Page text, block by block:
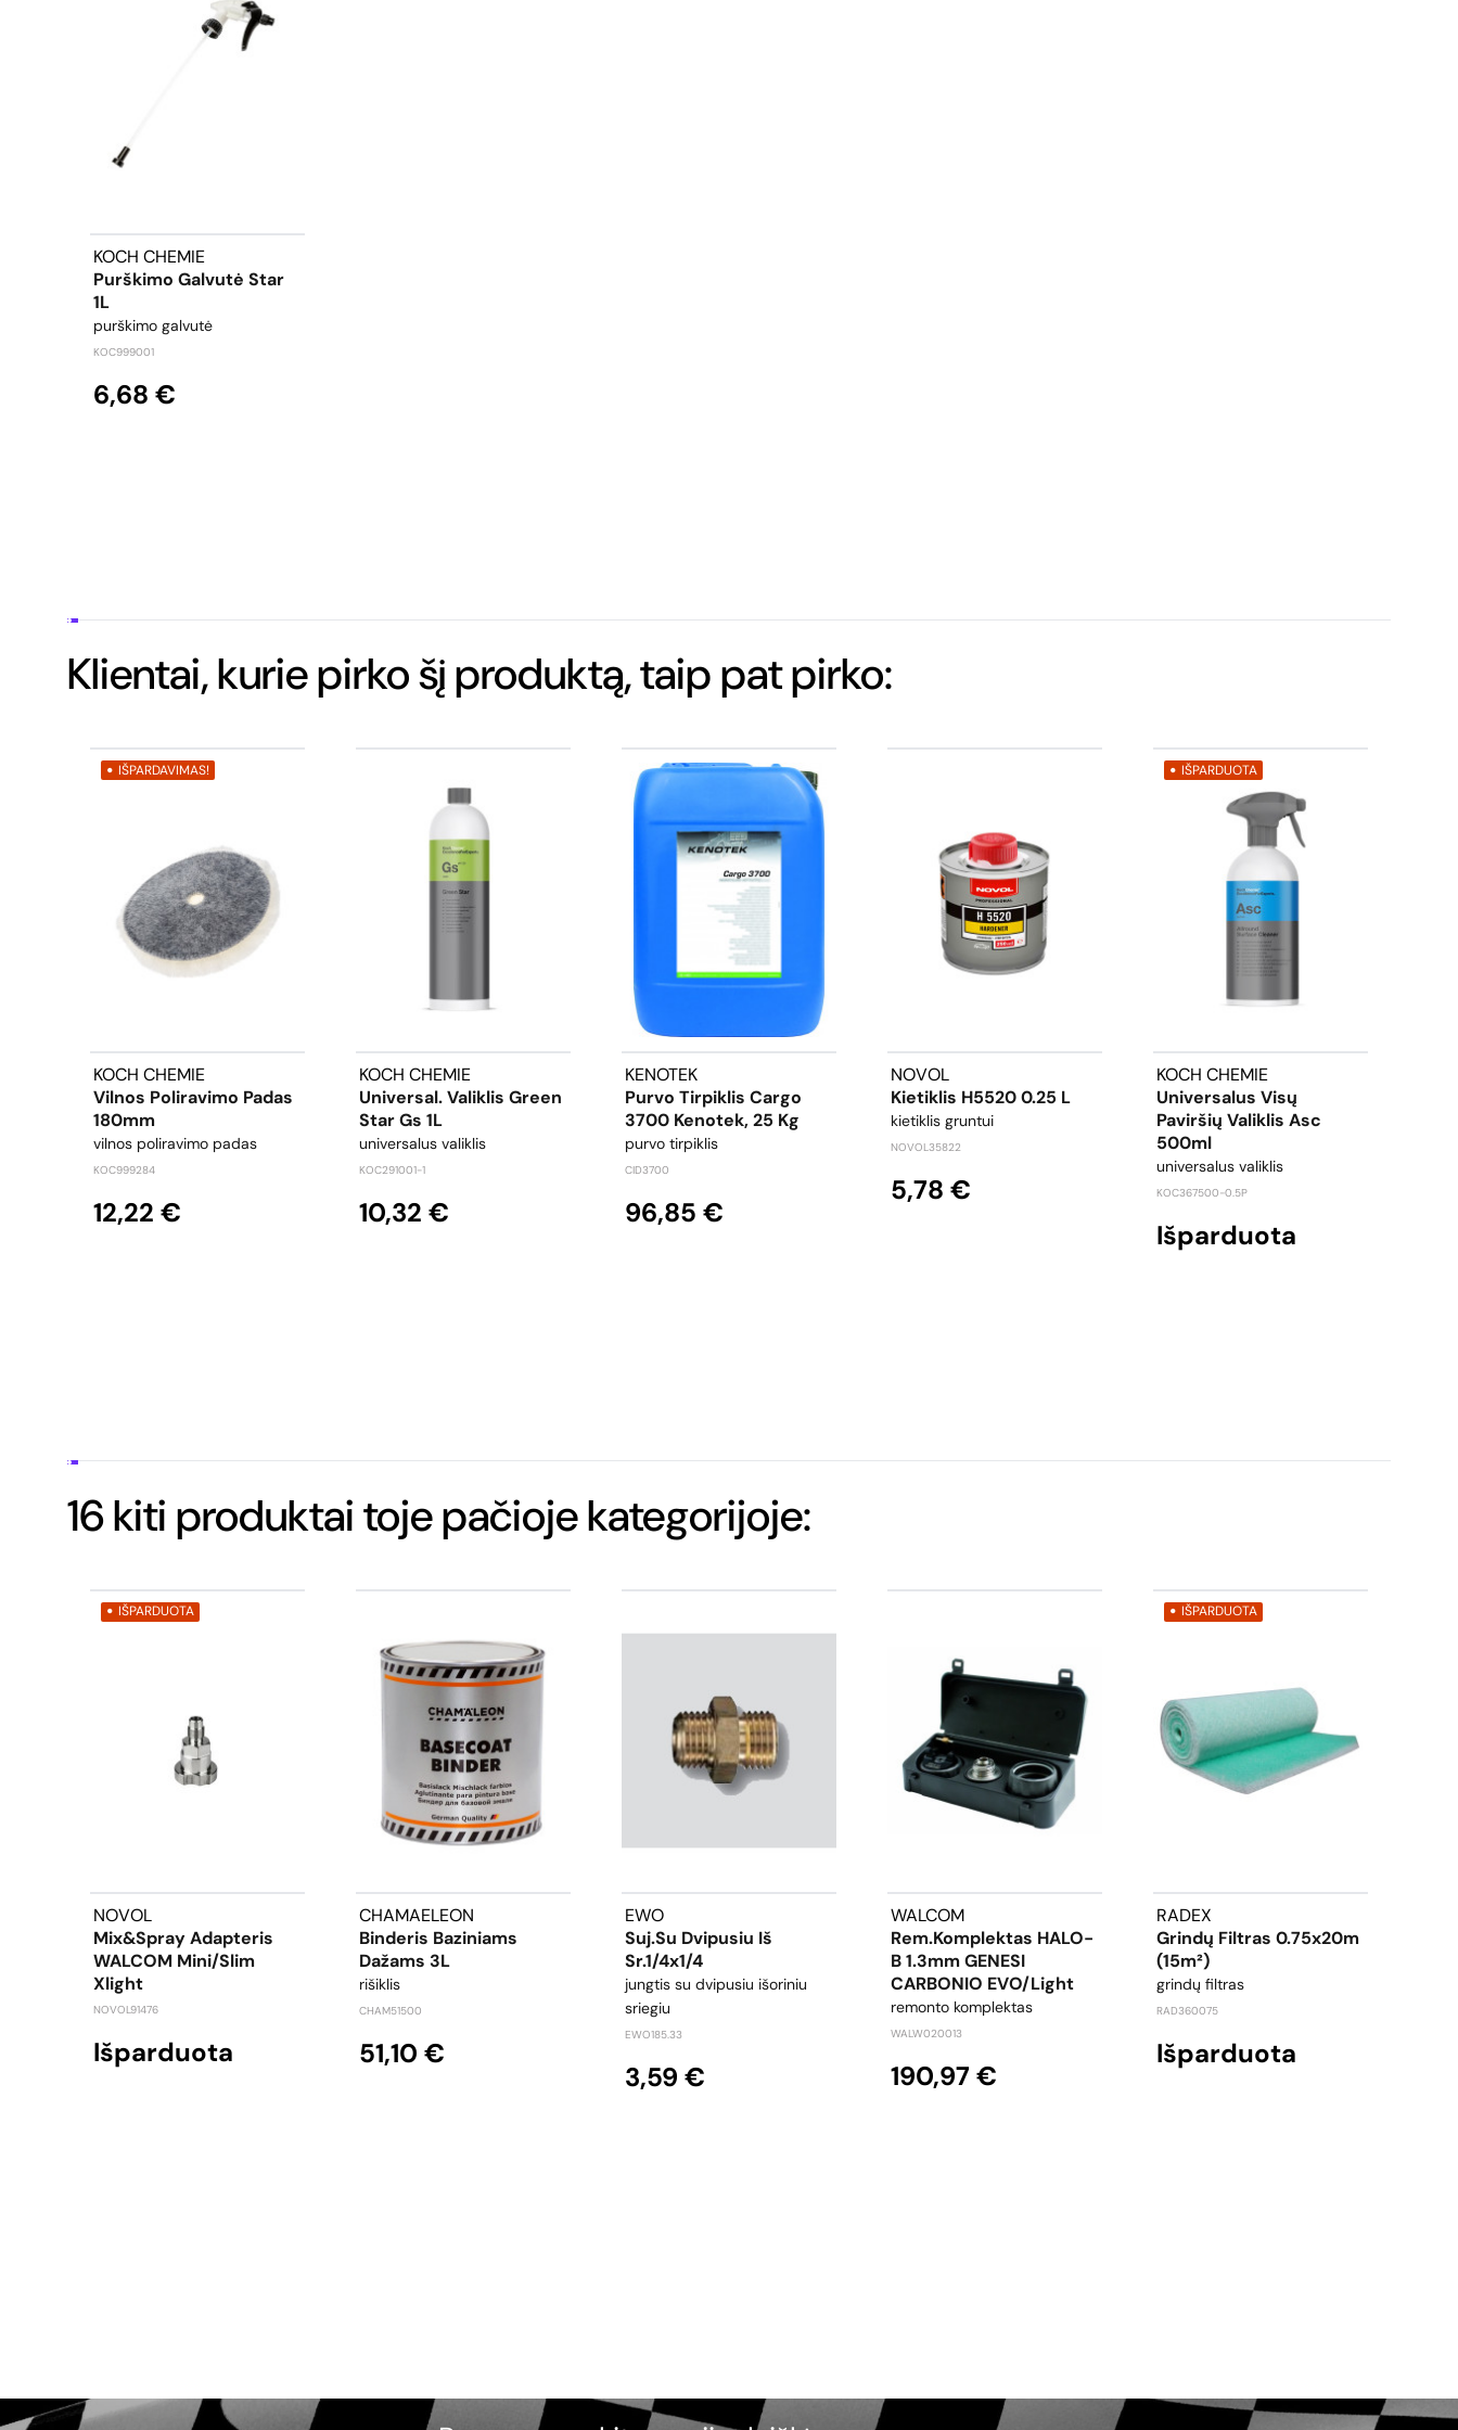
KOCH CHEMIE
Purškimo Galvutė Star
1L
purškimo galvutė
KOC999001
6,68 €
Klientai, kurie pirko šį produktą, taip pat pirko:
IŠPARDAVIMAS!
KOCH CHEMIE
Vilnos Poliravimo Padas
180mm
vilnos poliravimo padas
KOC999284
12,22 €
KOCH CHEMIE
Universal. Valiklis Green
Star Gs 1L
universalus valiklis
KOC291001-1
10,32 €
KENOTEK
Purvo Tirpiklis Cargo
3700 Kenotek, 25 Kg
purvo tirpiklis
CID3700
96,85 €
NOVOL
Kietiklis H5520 0.25 L
kietiklis gruntui
NOVOL35822
5,78 €
IŠPARDUOTA
KOCH CHEMIE
Universalus Visų
Paviršių Valiklis Asc
500ml
universalus valiklis
KOC367500-0.5P
Išparduota
16 kiti produktai toje pačioje kategorijoje:
IŠPARDUOTA
NOVOL
Mix&Spray Adapteris
WALCOM Mini/Slim
Xlight
NOVOL91476
Išparduota
CHAMAELEON
Binderis Baziniams
Dažams 3L
rišiklis
CHAM51500
51,10 €
EWO
Suj.su Dvipusiu Iš
Sr.1/4x1/4
jungtis su dvipusiu išoriniu
sriegiu
EWO185.33
3,59 €
WALCOM
Rem.komplektas HALO-
B 1.3mm GENESI
CARBONIO EVO/Light
remonto komplektas
WALW020013
190,97 €
IŠPARDUOTA
RADEX
Grindų Filtras 0.75x20m
(15m²)
grindų filtras
RAD360075
Išparduota